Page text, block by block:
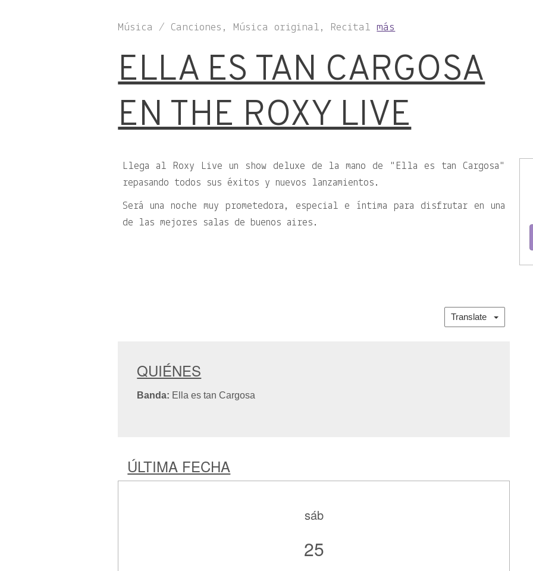
Música / Canciones, Música original, Recitalmás
ELLA ES TAN CARGOSA
EN THE ROXY LIVE
Llega al Roxy Live un show deluxe de la mano de
Ella es tan Cargosa
repasando todos sus éxitos y nuevos lanzamientos.
Será una noche muy prometedora, especial e íntima para disfrutar en una
de las mejores salas de buenos aires.
Translate
QUIÉNES
Banda: Ella es tan Cargosa
ÚLTIMA FECHA
sáb
25